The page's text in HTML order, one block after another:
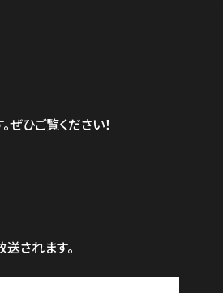
ひご覧ください！
されます。